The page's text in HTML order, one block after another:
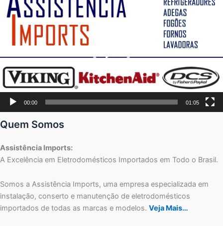
vídeo
00:00 01:05
Quem Somos
Assistência Imports:
A Excelência em Eletrodomésticos Importados em Todo o Brasil.
Somos a Assistência Imports, uma empresa especializada em
instalação, conserto e manutenção de eletrodomésticos
importados de todas as marcas e modelos. Veja Mais…